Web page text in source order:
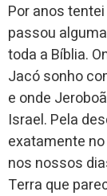
Por anos
passou
toda a Bíblia.
Jacó sonho
e onde
Israel. Pela
exatamente
nos nossos
Terra que